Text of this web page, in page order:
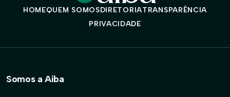
HOMEQUEM SOMOSDIRETORIATRANSPARÊNCIA
PRIVACIDADE
Somos a Aiba